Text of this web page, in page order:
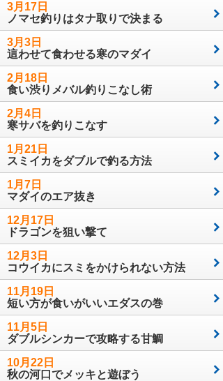
3月17日
ノマセ釣りはタナ取りで決まる
3月3日
這わせて食わせる寒のマダイ
2月18日
食い渋りメバル釣りこなし術
2月4日
寒サバを釣りこなす
1月21日
スミイカをダブルで釣る方法
1月7日
マダイのエア抜き
12月17日
ドラゴンを狙い撃て
12月3日
コウイカにスミをかけられない方法
11月19日
短い方が食いがいいエダスの巻
11月5日
ダブルシンカーで攻略する甘鯛
10月22日
秋の河口でメッキと遊ぼう